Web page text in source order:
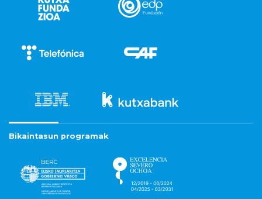
Bikaintasun programak